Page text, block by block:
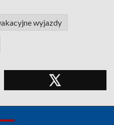
wyjazdy